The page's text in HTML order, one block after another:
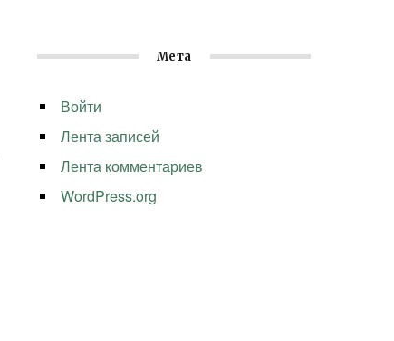
Мета
Войти
Лента записей
Лента комментариев
WordPress.org